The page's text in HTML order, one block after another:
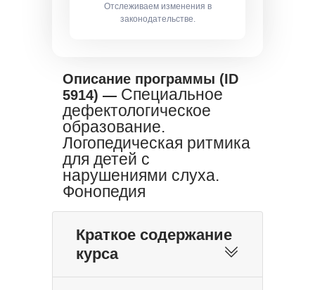
Отслеживаем изменения в
законодательстве.
Описание программы (ID
5914) — Специальное
дефектологическое
образование.
Логопедическая ритмика
для детей с
нарушениями слуха.
Фонопедия
Краткое содержание
курса